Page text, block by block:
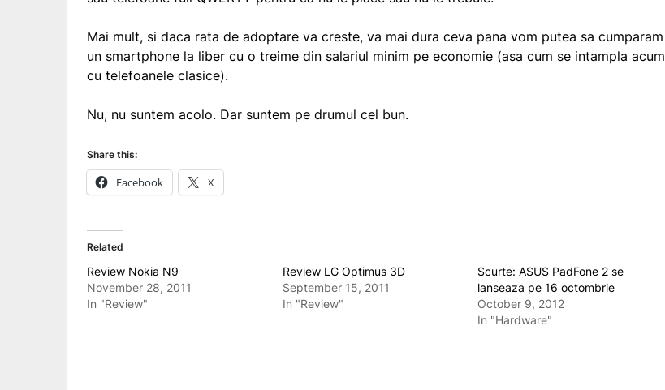
Mai mult, si daca rata de adoptare va creste, va mai dura ceva pana vom putea sa cumparam
un smartphone la liber cu o treime din salariul minim pe economie (asa cum se intampla acum
cu telefoanele clasice).
Nu, nu suntem acolo. Dar suntem pe drumul cel bun.
Share this:
Facebook X
Related
Review Nokia N9
November 28, 2011
In "Review"
Review LG Optimus 3D
September 15, 2011
In "Review"
Scurte: ASUS PadFone 2 se
lanseaza pe 16 octombrie
October 9, 2012
In "Hardware"